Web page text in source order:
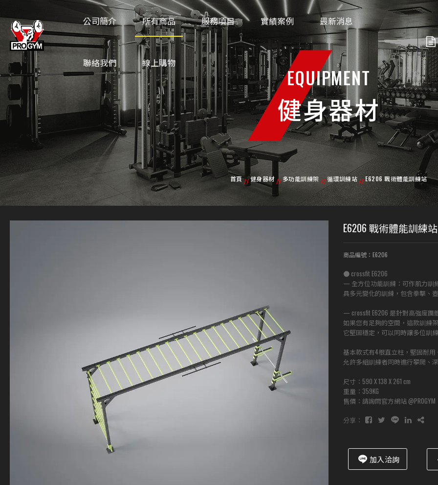
公司簡介 所有商品 服務項目 實績案例 最新消息
聯絡我們 線上購物
EQUIPMENT
健身器材
首頁//健身器材//多功能訓練架 //循環訓練站//E6206 戰術體能訓練站
E6206 戰術體能訓練
商品編號：E6206
● crossfit E6206
— 全方位功能訓練：可作肌力訓
具多元變化的訓練，包含拳擊、
— crossfit E6206 是針對高強度團
如果您有足夠的空間，這款訓練
它堅固穩定，可以同時讓多位訓
基本款式有4根直立柱，堅固耐用
允許多組訓練者同時進行攀爬、
尺寸：590 X 138 X 261 cm
重量：359KG
售價：請詢問官方網站 @PROGYM
分享：
加入洽詢